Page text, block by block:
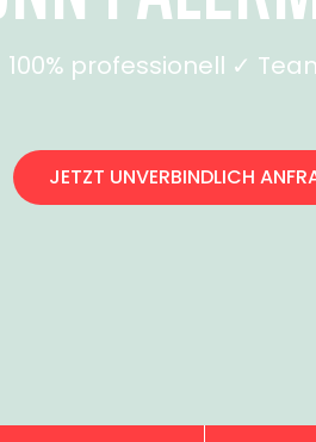
professionell ✓
JETZT UNVERBINDLICH